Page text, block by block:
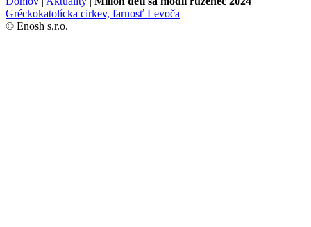
Gréckokatolícka cirkev, farnosť Levoča
© Enosh s.r.o.